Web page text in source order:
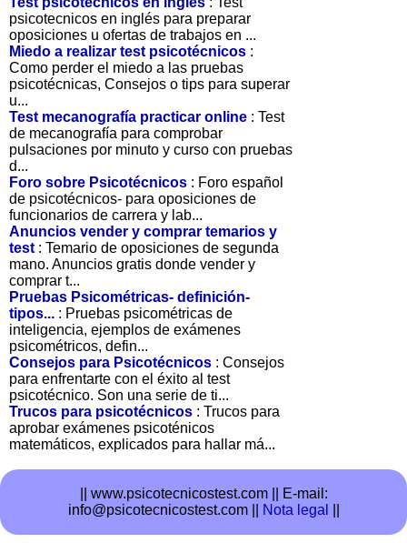
psicotecnicos en inglés para preparar
oposiciones u ofertas de trabajos en ...
Miedo a realizar test psicotécnicos :
Como perder el miedo a las pruebas
psicotécnicas, Consejos o tips para superar
u...
Test mecanografía practicar online : Test
de mecanografía para comprobar
pulsaciones por minuto y curso con pruebas
d...
Foro sobre Psicotécnicos : Foro español
de psicotécnicos- para oposiciones de
funcionarios de carrera y lab...
Anuncios vender y comprar temarios y
test : Temario de oposiciones de segunda
mano. Anuncios gratis donde vender y
comprar t...
Pruebas Psicométricas- definición-
tipos... : Pruebas psicométricas de
inteligencia, ejemplos de exámenes
psicométricos, defin...
Consejos para Psicotécnicos : Consejos
para enfrentarte con el éxito al test
psicotécnico. Son una serie de ti...
Trucos para psicotécnicos : Trucos para
aprobar exámenes psicoténicos
matemáticos, explicados para hallar má...
|| www.psicotecnicostest.com ||
E-mail:
info@psicotecnicostest.com ||
Nota legal